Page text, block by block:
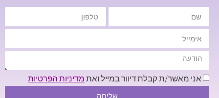
אני מאשר/ת קבלת דיוור במייל ואתמדיניות הפרטיות
שליחה